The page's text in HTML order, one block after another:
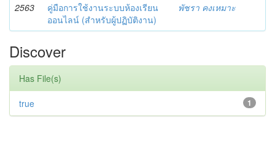
2563
คู่มือการใช้งานระบบห้องเรียน
ออนไลน์ (สำหรับผู้ปฏิบัติงาน)
พัชรา คงเหมาะ
Discover
Has File(s)
1
true